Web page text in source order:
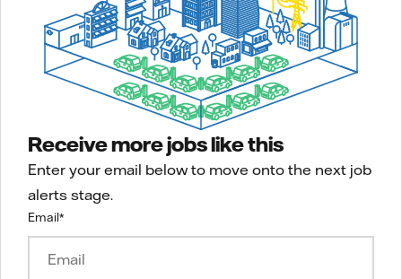
Receive more jobs like this
Enter your email below to move onto the next job
alerts stage.
Email*